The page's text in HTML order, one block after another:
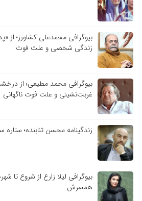
بیوگرافی محمدعلی کشاورز؛ از
زندگی شخصی و علت فوت
بیوگرافی محمد مطیعی؛ از
غربت‌نشینی و علت فوت ناگهانی
زندگینامه محسن تنابنده؛ ستاره
بیوگرافی لیلا زارع از شروع
همسرش